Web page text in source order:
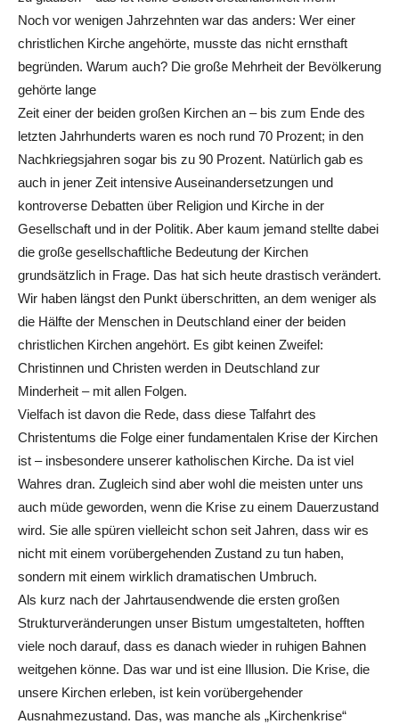
Noch vor wenigen Jahrzehnten war das anders: Wer einer
christlichen Kirche angehörte, musste das nicht ernsthaft
begründen. Warum auch? Die große Mehrheit der Bevölkerung
gehörte lange
Zeit einer der beiden großen Kirchen an – bis zum Ende des
letzten Jahrhunderts waren es noch rund 70 Prozent; in den
Nachkriegsjahren sogar bis zu 90 Prozent. Natürlich gab es
auch in jener Zeit intensive Auseinandersetzungen und
kontroverse Debatten über Religion und Kirche in der
Gesellschaft und in der Politik. Aber kaum jemand stellte dabei
die große gesellschaftliche Bedeutung der Kirchen
grundsätzlich in Frage. Das hat sich heute drastisch verändert.
Wir haben längst den Punkt überschritten, an dem weniger als
die Hälfte der Menschen in Deutschland einer der beiden
christlichen Kirchen angehört. Es gibt keinen Zweifel:
Christinnen und Christen werden in Deutschland zur
Minderheit – mit allen Folgen.
Vielfach ist davon die Rede, dass diese Talfahrt des
Christentums die Folge einer fundamentalen Krise der Kirchen
ist – insbesondere unserer katholischen Kirche. Da ist viel
Wahres dran. Zugleich sind aber wohl die meisten unter uns
auch müde geworden, wenn die Krise zu einem Dauerzustand
wird. Sie alle spüren vielleicht schon seit Jahren, dass wir es
nicht mit einem vorübergehenden Zustand zu tun haben,
sondern mit einem wirklich dramatischen Umbruch.
Als kurz nach der Jahrtausendwende die ersten großen
Strukturveränderungen unser Bistum umgestalteten, hofften
viele noch darauf, dass es danach wieder in ruhigen Bahnen
weitgehen könne. Das war und ist eine Illusion. Die Krise, die
unsere Kirchen erleben, ist kein vorübergehender
Ausnahmezustand. Das, was manche als „Kirchenkrise“